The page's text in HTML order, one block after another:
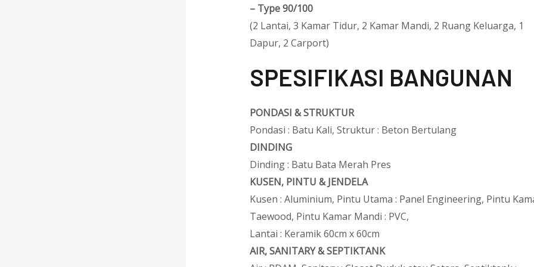
– Type 90/100
(2 Lantai, 3 Kamar Tidur, 2 Kamar Mandi, 2 Ruang Keluarga, 1
Dapur, 2 Carport)
SPESIFIKASI BANGUNAN
PONDASI & STRUKTUR
Pondasi : Batu Kali, Struktur : Beton Bertulang
DINDING
Dinding : Batu Bata Merah Pres
KUSEN, PINTU & JENDELA
Kusen : Aluminium, Pintu Utama : Panel Engineering, Pintu
Taewood, Pintu Kamar Mandi : PVC,
Lantai : Keramik 60cm x 60cm
AIR, SANITARY & SEPTIKTANK